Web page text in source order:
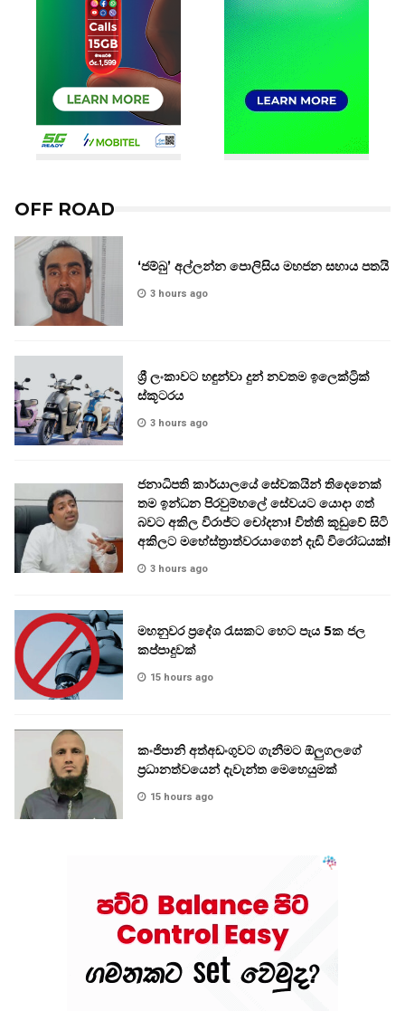
OFF ROAD
‘ජම්බු’ අල්ලන්න පොලිසිය මහජන සහාය පතයි
3 hours ago
ශ්‍රී ලංකාවට හඳුන්වා දුන් නවතම ඉලෙක්ට්‍රික්
ස්කූටරය
3 hours ago
ජනාධිපති කාර්යාලයේ සේවකයින් තිදෙනෙක්
තම ඉන්ධන පිරවුම්හලේ සේවයට යොදා ගත්
බවට අකිල විරාජ්ට චෝදනා! විත්ති කූඩුවේ සිටි
අකිලට මහේස්ත්‍රාත්වරයාගෙන් දැඩි විරෝධයක්!
3 hours ago
මහනුවර ප්‍රදේශ රැසකට හෙට පැය 5ක ජල
කප්පාදුවක්
15 hours ago
කංජිපානි අත්අඩංගුවට ගැනීමට ඕලුගලගේ
ප්‍රධානත්වයෙන් දැවැන්ත මෙහෙයුමක්
15 hours ago